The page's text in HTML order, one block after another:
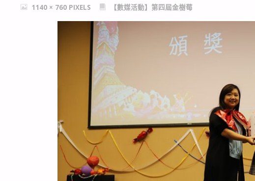
FULL1140 × 760 PIXELS 【數媒活動】第四屆金樹莓